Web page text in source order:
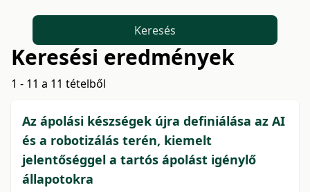
Keresés
Keresési eredmények
1 - 11 a 11 tételből
Az ápolási készségek újra definiálása az AI
és a robotizálás terén, kiemelt
jelentőséggel a tartós ápolást igénylő
állapotokra